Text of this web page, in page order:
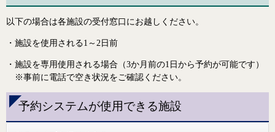
以下の場合は各施設の受付窓口にお越しください。
・施設を使用される1～2日前
・施設を専用使用される場合（3か月前の1日から予約が可能です）
※事前に電話で空き状況をご確認ください。
予約システムが使用できる施設